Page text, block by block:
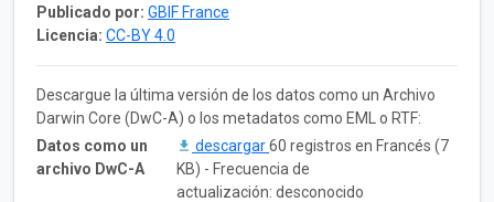
Publicado por: GBIF France
Licencia: CC-BY 4.0
Descargue la última versión de los datos como un Archivo
Darwin Core (DwC-A) o los metadatos como EML o RTF:
Datos como un
archivo DwC-A
descargar60 registros en Francés (7
KB) - Frecuencia de
actualización: desconocido